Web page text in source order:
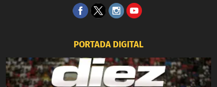
PORTADA DIGITAL